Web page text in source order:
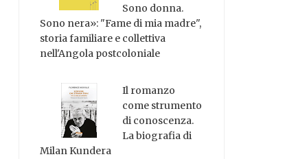
Sono donna.
Sono nera»: "Fame di mia madre",
storia familiare e collettiva
nell'Angola postcoloniale
Il romanzo
come strumento
di conoscenza.
La biografia di
Milan Kundera